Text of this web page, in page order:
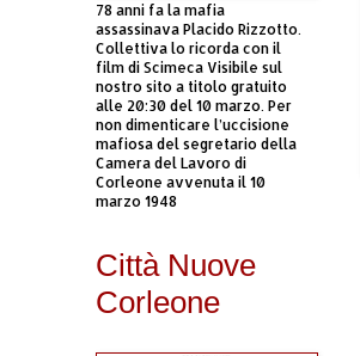
78 anni fa la mafia
assassinava Placido Rizzotto.
Collettiva lo ricorda con il
film di Scimeca Visibile sul
nostro sito a titolo gratuito
alle 20:30 del 10 marzo. Per
non dimenticare l’uccisione
mafiosa del segretario della
Camera del Lavoro di
Corleone avvenuta il 10
marzo 1948
Città Nuove
Corleone